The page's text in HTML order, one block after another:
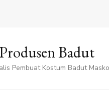
Produsen Badut
Pembuat Kostum Badut